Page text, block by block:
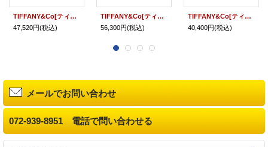
TIFFANY&Co[ティファニー] リターントゥ ハート タグ & キー ペンダント 並行輸入品
47,520円(税込)
TIFFANY&Co[ティファニー] ティファニー エンチャント ハート キー ペンダント 並行輸入品
56,300円(税込)
TIFFANY&Co[ティファニー] エンチャント ハート ペンダント 並行輸入品
40,400円(税込)
メールでお問い合わせ
072-939-8951 電話で問い合わせる